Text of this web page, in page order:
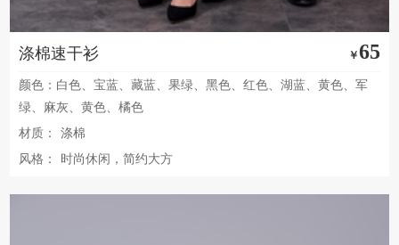
涤棉速干衫 ￥65
颜色：白色、宝蓝、藏蓝、果绿、黑色、红色、湖蓝、黄色、军
绿、麻灰、黄色、橘色
材质：
涤棉
风格：
时尚休闲，简约大方